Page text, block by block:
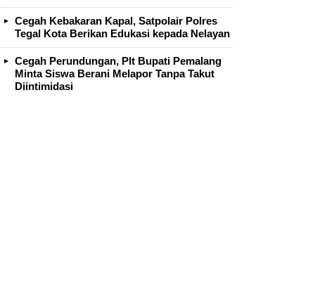
Cegah Kebakaran Kapal, Satpolair Polres
Tegal Kota Berikan Edukasi kepada Nelayan
Cegah Perundungan, Plt Bupati Pemalang
Minta Siswa Berani Melapor Tanpa Takut
Diintimidasi